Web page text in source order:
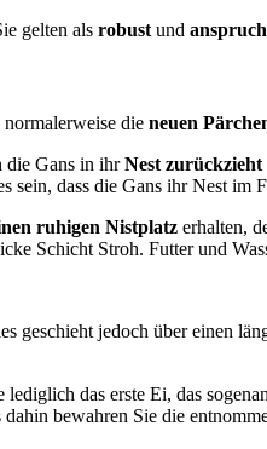
gelten als robust und
die neuen
die Gans in ihrNest
sein, dass die Gans ihr Nest
ruhigen Nistplatz erhalten,
Schicht Stroh. Futter und
geschieht jedoch über einen
das erste Ei, das
bewahren Sie die